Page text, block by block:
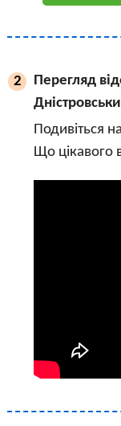
2
Перегляд
Подивіться
Що цікавого